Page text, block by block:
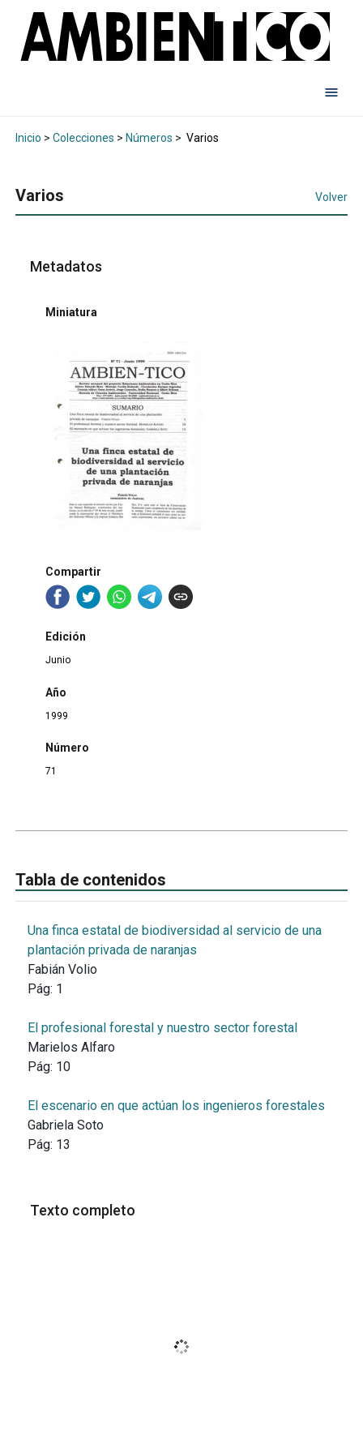
Inicio > Colecciones > Números > Varios
Varios Volver
Metadatos
Miniatura
Compartir
Edición
Junio
Año
1999
Número
71
Tabla de contenidos
Una finca estatal de biodiversidad al servicio de una
plantación privada de naranjas
Fabián Volio
Pág: 1
El profesional forestal y nuestro sector forestal
Marielos Alfaro
Pág: 10
El escenario en que actúan los ingenieros forestales
Gabriela Soto
Pág: 13
Texto completo